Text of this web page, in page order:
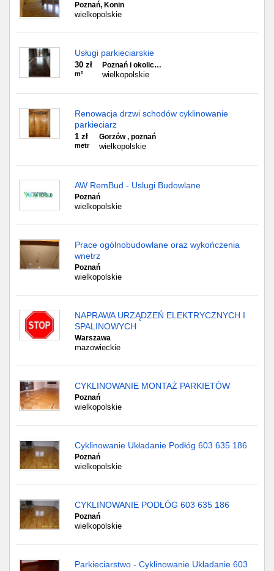
Poznań, Konin
wielkopolskie
Usługi parkieciarskie
30 zł
m²
Poznań i okolic…
wielkopolskie
Renowacja drzwi schodów cyklinowanie
parkieciarz
1 zł
metr
Gorzów , poznań
wielkopolskie
AW RemBud - Uslugi Budowlane
Poznań
wielkopolskie
Prace ogólnobudowlane oraz wykończenia
wnetrz
Poznań
wielkopolskie
NAPRAWA URZĄDZEŃ ELEKTRYCZNYCH I
SPALINOWYCH
Warszawa
mazowieckie
CYKLINOWANIE MONTAŻ PARKIETÓW
Poznań
wielkopolskie
Cyklinowanie Układanie Podłóg 603 635 186
Poznań
wielkopolskie
CYKLINOWANIE PODŁÓG 603 635 186
Poznań
wielkopolskie
Parkieciarstwo - Cyklinowanie Układanie 603